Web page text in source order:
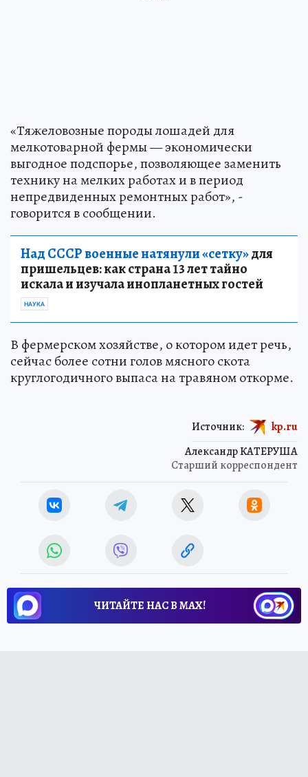
«Тяжеловозные породы лошадей для
мелкотоварной фермы — экономически
выгодное подспорье, позволяющее заменить
технику на мелких работах и в период
непредвиденных ремонтных работ», -
говорится в сообщении.
Над СССР военные натянули «сетку»для
пришельцев: как страна 13 лет тайно
искала и изучала инопланетных гостей
НАУКА
В фермерском хозяйстве, о котором идет речь,
сейчас более сотни голов мясного скота
круглогодичного выпаса на травяном откорме.
Александр КАТЕРУША
Старший корреспондент
Источник: kp.ru
ЧИТАЙТЕ НАС В МАХ!